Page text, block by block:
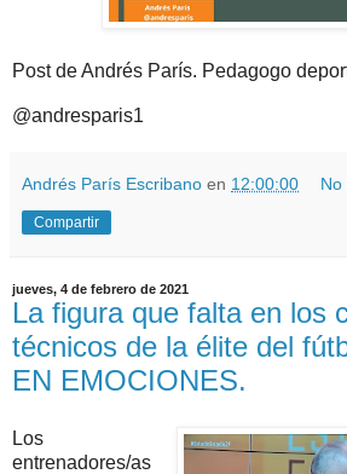
Post de Andrés París. Pedagogo
@andresparis1
Andrés París Escribano en 12:00:00 No
Compartir
jueves, 4 de febrero de 2021
La figura que falta en los
técnicos de la élite del
EN EMOCIONES.
Los
entrenadores/as